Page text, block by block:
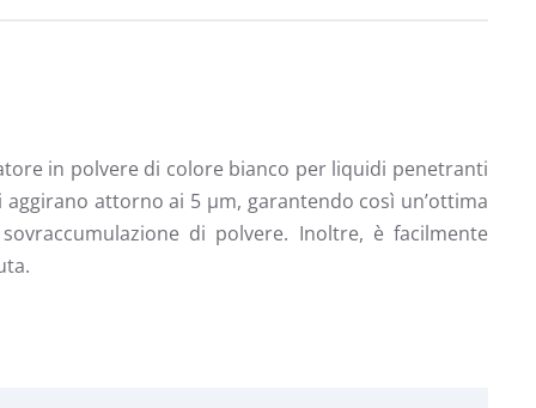
in polvere di colore bianco per liquidi penetranti
attorno ai 5 μm, garantendo così un’ottima
di polvere. Inoltre, è facilmente